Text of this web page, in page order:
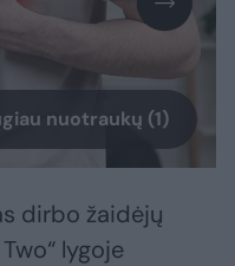
nuotraukų (1)
dirbo žaidėjų
lygoje